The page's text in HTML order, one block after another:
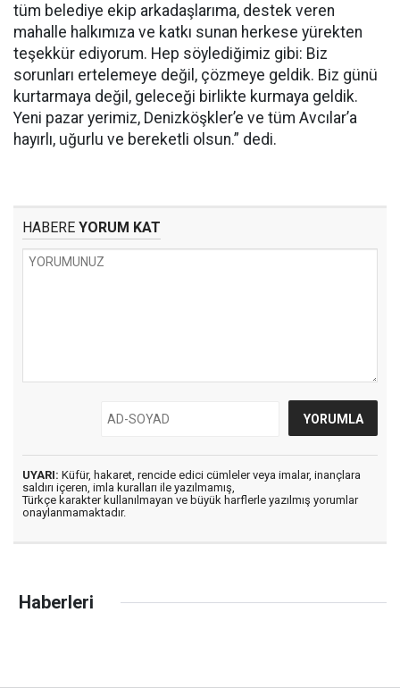
tüm belediye ekip arkadaşlarıma, destek veren
mahalle halkımıza ve katkı sunan herkese yürekten
teşekkür ediyorum. Hep söylediğimiz gibi: Biz
sorunları ertelemeye değil, çözmeye geldik. Biz günü
kurtarmaya değil, geleceği birlikte kurmaya geldik.
Yeni pazar yerimiz, Denizköşkler’e ve tüm Avcılar’a
hayırlı, uğurlu ve bereketli olsun.” dedi.
HABERE YORUM KAT
UYARI: Küfür, hakaret, rencide edici cümleler veya imalar, inançlara
saldırı içeren, imla kuralları ile yazılmamış,
Türkçe karakter kullanılmayan ve büyük harflerle yazılmış yorumlar
onaylanmamaktadır.
Haberleri